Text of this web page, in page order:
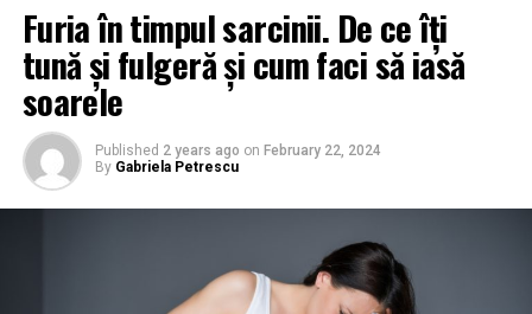
Furia în timpul sarcinii. De ce îți
tună și fulgeră și cum faci să iasă
soarele
Published 2 years ago on February 22, 2024
By Gabriela Petrescu